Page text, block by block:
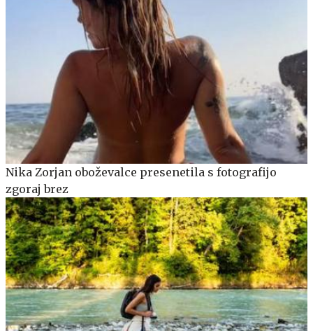
Nika Zorjan oboževalce presenetila s fotografijo
zgoraj brez